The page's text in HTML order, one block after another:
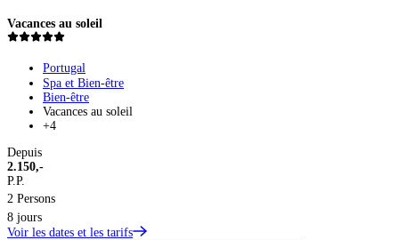
Vacances au soleil
Portugal
Spa et Bien-être
Bien-être
Vacances au soleil
+4
Depuis
2.150,-
P.P.
2 Persons
8 jours
Voir les dates et les tarifs